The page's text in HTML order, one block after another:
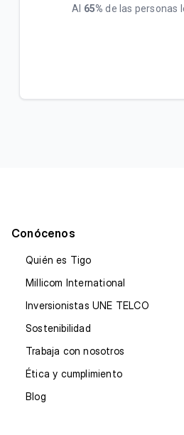
Al 65% de las personas
Conócenos
Quién es Tigo
Millicom International
Inversionistas UNE TELCO
Sostenibilidad
Trabaja con nosotros
Ética y cumplimiento
Blog